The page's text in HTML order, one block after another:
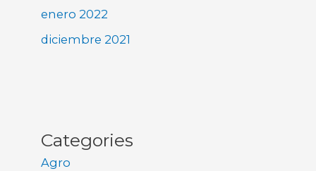
enero 2022
diciembre 2021
Categories
Agro